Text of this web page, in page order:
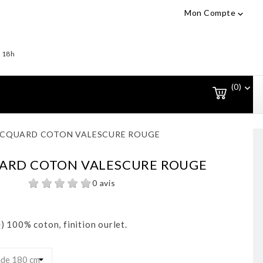
Mon Compte 
(0) 
COTON VALESCURE ROUGE
COTON VALESCURE ROUGE
0 avis
100% coton, finition ourlet.